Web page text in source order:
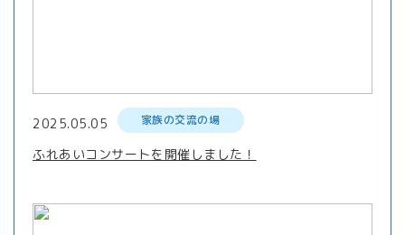
2025.05.05 家族の交流の場
ふれあいコンサートを開催しました！